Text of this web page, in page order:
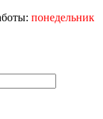
понедельник